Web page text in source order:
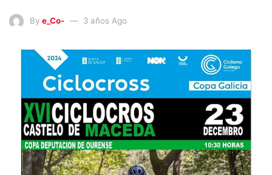
By e_Co- 3 años Ago